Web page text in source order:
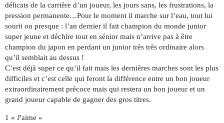
délicats de la carrière d’un joueur, les jours sans, les frustrations, la
pression permanente…Pour le moment il marche sur l’eau, tout lui
sourit ou presque : l’an dernier il fait champion du monde junior
super jeune et déchire tout en sénior mais n’arrive pas à être
champion du japon en perdant un junior très très ordinaire alors
qu’il semblait au dessus !
C’est déjà super ce qu’il fait mais les dernières marches sont les plus
difficiles et c’est celle qui feront la différence entre un bon joueur
extraordinairement précoce mais qui restera un bon joueur et un
grand joueur capable de gagner des gros titres.
1 « J'aime »